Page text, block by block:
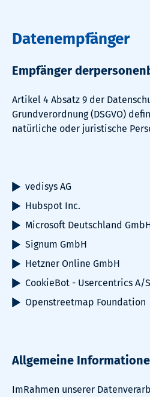
Datenempfänger
Empfänger
Artikel 4 Absatz 9 der
Grundverordnung (DSGVO)
natürliche oder juristische
vedisys AG
Hubspot Inc.
Microsoft Deutschland
Signum GmbH
Hetzner Online GmbH
CookieBot - Usercentrics A/S
Openstreetmap Foundation
Allgemeine
ImRahmen unserer